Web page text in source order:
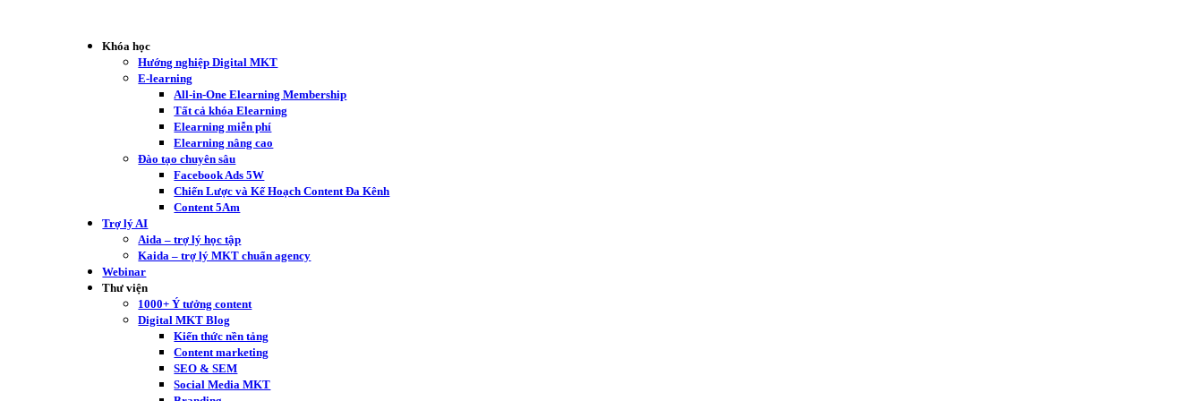
Khóa học
Hướng nghiệp Digital MKT
E-learning
All-in-One Elearning Membership
Tất cả khóa Elearning
Elearning miễn phí
Elearning nâng cao
Đào tạo chuyên sâu
Facebook Ads 5W
Chiến Lược và Kế Hoạch Content Đa Kênh
Content 5Am
Trợ lý AI
Aida – trợ lý học tập
Kaida – trợ lý MKT chuẩn agency
Webinar
Thư viện
1000+ Ý tưởng content
Digital MKT Blog
Kiến thức nền tảng
Content marketing
SEO & SEM
Social Media MKT